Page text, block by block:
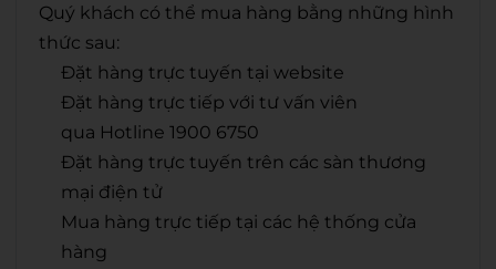
Quý khách có thể mua hàng bằng những hình
thức sau:
Đặt hàng trực tuyến tại website
Đặt hàng trực tiếp với tư vấn viên
qua Hotline 1900 6750
Đặt hàng trực tuyến trên các sàn thương
mại điện tử
Mua hàng trực tiếp tại các hệ thống cửa
hàng